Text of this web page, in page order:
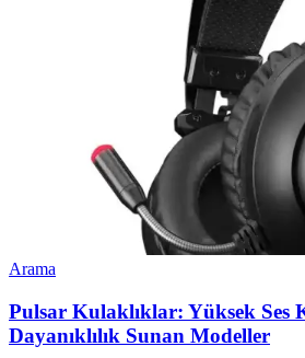
Arama
Pulsar Kulaklıklar: Yüksek Ses
Dayanıklılık Sunan Modeller